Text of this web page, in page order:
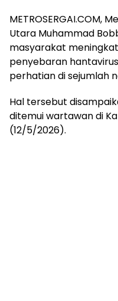
METROSERGAI.COM,
Utara Muhammad
masyarakat
penyebaran
perhatian di sejumlah
Hal tersebut
ditemui wartawan di
(12/5/2026).